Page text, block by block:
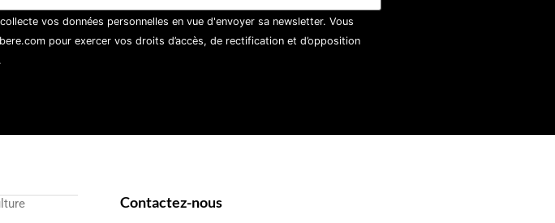
vos données personnelles en vue d'envoyer sa newsletter. Vous
pour exercer vos droits d’accès, de rectification et d’opposition
Contactez-nous